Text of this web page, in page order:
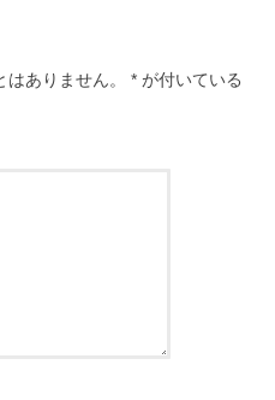
ありません。 * が付いている